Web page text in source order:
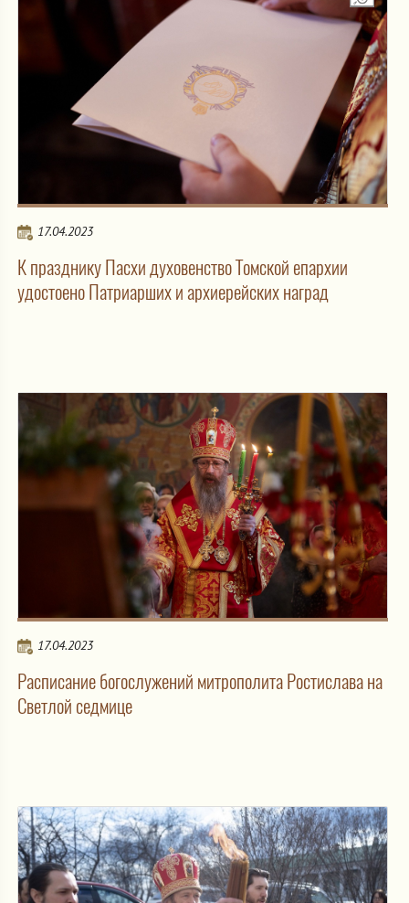
17.04.2023
К празднику Пасхи духовенство Томской епархии
удостоено Патриарших и архиерейских наград
17.04.2023
Расписание богослужений митрополита Ростислава на
Светлой седмице